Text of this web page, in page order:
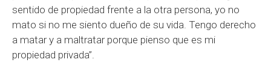
sentido de propiedad frente a la otra persona, yo no
mato si no me siento dueño de su vida. Tengo derecho
a matar y a maltratar porque pienso que es mi
propiedad privada”.